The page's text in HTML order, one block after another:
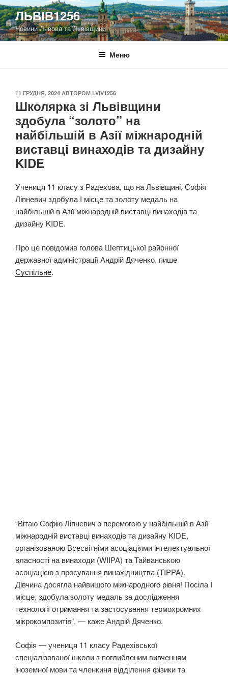
Перейти
до
вмісту
ЛЬВІВ1256
Новини Львова та Львівщини
Меню
ОПУБЛІКОВАНО
11 ГРУДНЯ, 2024 АВТОРОМ LVIV1256
Школярка зі Львівщини
здобула “золото” на
найбільшій в Азії міжнародній
виставці винаходів та дизайну
KIDE
Учениця 11 класу з Радехова, що на Львівщині, Софія
Ліпневич здобула I місце та золоту медаль на
найбільшій в Азії міжнародній виставці винаходів та
дизайну KIDE.
Про це повідомив голова Шептицької районної
державної адміністрації Андрій Дяченко, пише
Суспільне.
“Вітаю Софію Ліпневич з перемогою у найбільшій в Азії
міжнародній виставці винаходів та дизайну KIDE,
організованою Всесвітніми асоціаціями інтелектуальної
власності на винаходи (WIIPA) та Тайванською
асоціацією з просування винахідництва (TIPPA).
Дівчина досягла найвищого міжнародного рівня! Посіла I
місце, здобула золоту медаль за дослідження
технології отримання та застосування термохромних
мікрокомпозитів”, — каже Андрій Дяченко.
Софія — учениця 11 класу Радехівської
спеціалізованої школи з поглибленим вивченням
іноземної мови та членкиня відділення фізики та